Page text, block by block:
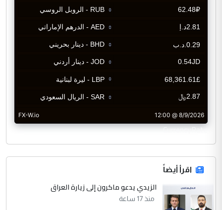
CurrencyRate
اقرأ أيضاً
الزيدي يدعو ماكرون إلى زيارة العراق
منذ 17 ساعة